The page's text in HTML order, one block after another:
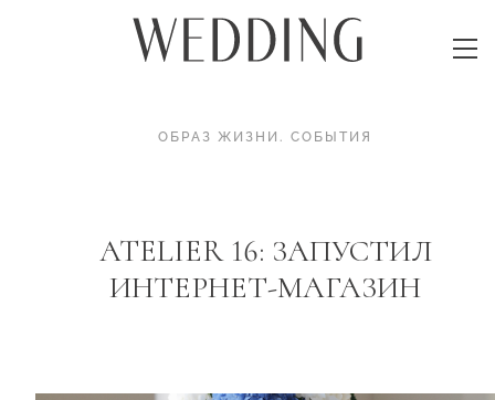
ОБРАЗ ЖИЗНИ . СОБЫТИЯ
ATELIER 16: ЗАПУСТИЛ
ИНТЕРНЕТ-МАГАЗИН